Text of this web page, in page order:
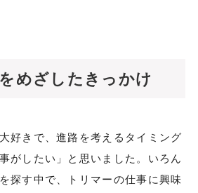
めざしたきっかけ
好きで、進路を考えるタイミング
がしたい」と思いました。いろん
探す中で、トリマーの仕事に興味